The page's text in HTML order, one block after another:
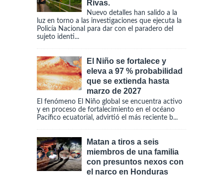
Rivas.
Nuevo detalles han salido a la
luz en torno a las investigaciones que ejecuta la
Policía Nacional para dar con el paradero del
sujeto identi...
El Niño se fortalece y
eleva a 97 % probabilidad
que se extienda hasta
marzo de 2027
El fenómeno El Niño global se encuentra activo
y en proceso de fortalecimiento en el océano
Pacífico ecuatorial, advirtió el más reciente b...
Matan a tiros a seis
miembros de una familia
con presuntos nexos con
el narco en Honduras